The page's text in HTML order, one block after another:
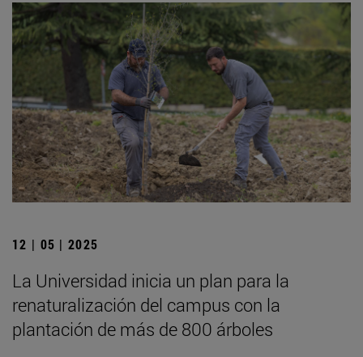
12 | 05 | 2025
La Universidad inicia un plan para la
renaturalización del campus con la
plantación de más de 800 árboles